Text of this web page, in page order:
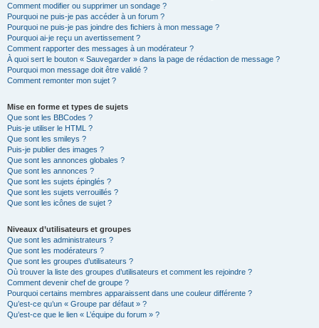
Comment modifier ou supprimer un sondage ?
Pourquoi ne puis-je pas accéder à un forum ?
Pourquoi ne puis-je pas joindre des fichiers à mon message ?
Pourquoi ai-je reçu un avertissement ?
Comment rapporter des messages à un modérateur ?
À quoi sert le bouton « Sauvegarder » dans la page de rédaction de message ?
Pourquoi mon message doit être validé ?
Comment remonter mon sujet ?
Mise en forme et types de sujets
Que sont les BBCodes ?
Puis-je utiliser le HTML ?
Que sont les smileys ?
Puis-je publier des images ?
Que sont les annonces globales ?
Que sont les annonces ?
Que sont les sujets épinglés ?
Que sont les sujets verrouillés ?
Que sont les icônes de sujet ?
Niveaux d’utilisateurs et groupes
Que sont les administrateurs ?
Que sont les modérateurs ?
Que sont les groupes d’utilisateurs ?
Où trouver la liste des groupes d’utilisateurs et comment les rejoindre ?
Comment devenir chef de groupe ?
Pourquoi certains membres apparaissent dans une couleur différente ?
Qu’est-ce qu’un « Groupe par défaut » ?
Qu’est-ce que le lien « L’équipe du forum » ?